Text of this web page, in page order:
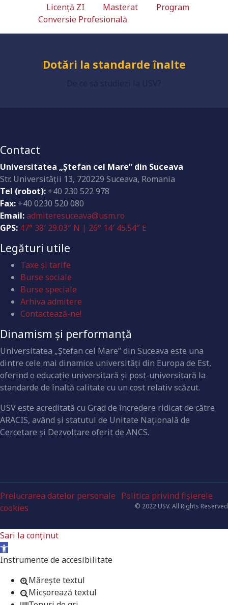
Licență ZI Masterat
Program
Conversie Profesională
Grad de încredere ridicat
Dotări la standarde înalte
Contact
Universitatea „Ştefan cel Mare” din Suceava
Str. Universităţii 13, 720229 Suceava, Romania
Tel (robot): +40 230 522 978
Fax: +40 0230 520 080
Email:admiteresuceava@usm.ro
GPS: 47° 38′ 29.03″ N | 26° 14′ 45.54″ E
Legături utile
Taxe și tarife
Burse sociale
Burse speciale
Arhiva admitere
Contactează-ne!
Dinamism și performanță
Universitatea „Ştefan cel Mare” din Suceava este una
dintre cele mai dinamice universităţi din Europa de Est,
oferind o educaţie universitară şi post-universitară la
standarde de înaltă calitate cu un cost relativ scăzut.
USV este acreditată cu Grad de încredere ridicat de către
ARACIS, având şi statutul de Unitate Naţională de
Cercetare şi Dezvoltare oferit de ANCS.
Prelucrarea datelor personale Politica privind fișierele
cookies
© 2022 USV. All Rights Reserved
Sari la conținut
Deschide bara de unelte
Instrumente de accesibilitate
Mărește textul
Micșorează textul